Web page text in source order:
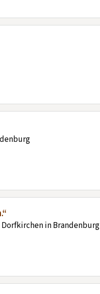
in Brandenburg